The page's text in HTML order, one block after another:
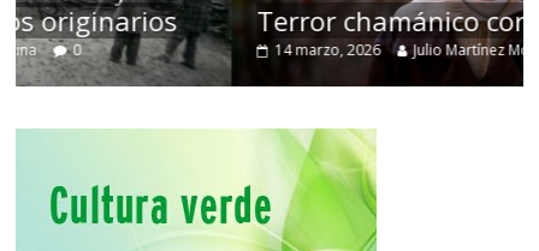
Terror chamánico coreano
14 marzo, 2026 Julio Martínez Molina 0